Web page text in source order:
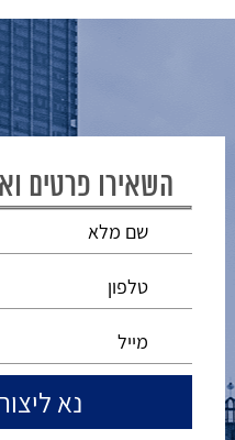
השאירו פרטים